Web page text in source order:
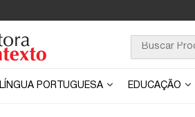
LÍNGUA PORTUGUESA EDUCAÇÃO